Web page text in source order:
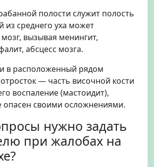
полости служит полость
из среднего уха может
вызывая менингит,
абсцесс мозга.
в расположенный рядом
— часть височной кости
воспаление (мастоидит),
опасен своими осложнениями.
нужно задать
при жалобах на